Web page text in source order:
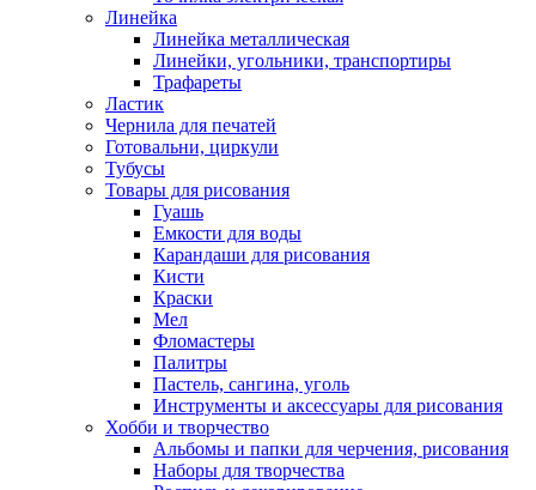
Линейка
Линейка металлическая
Линейки, угольники, транспортиры
Трафареты
Ластик
Чернила для печатей
Готовальни, циркули
Тубусы
Товары для рисования
Гуашь
Емкости для воды
Карандаши для рисования
Кисти
Краски
Мел
Фломастеры
Палитры
Пастель, сангина, уголь
Инструменты и аксессуары для рисования
Хобби и творчество
Альбомы и папки для черчения, рисования
Наборы для творчества